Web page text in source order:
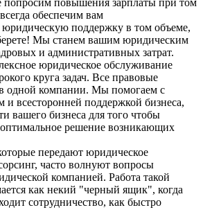
обеспечим вам
поддержку в том объеме,
Мы станем вашим юридическим
и административных затрат.
юридическое обслуживание
круга задач. Все правовые
одной компании. Мы помогаем с
и всесторонней поддержкой бизнеса,
вашего бизнеса для того чтобы
решение возникающих
передают юридическое
часто волнуют вопросы
компанией. Работа такой
как некий "черный ящик", когда
сотрудничество, как быстро